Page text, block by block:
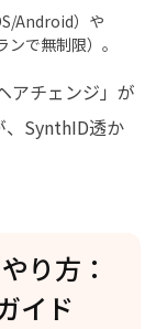
Android）や
で無制限）。
アチェンジ」が
、SynthID透か
り方：
イド